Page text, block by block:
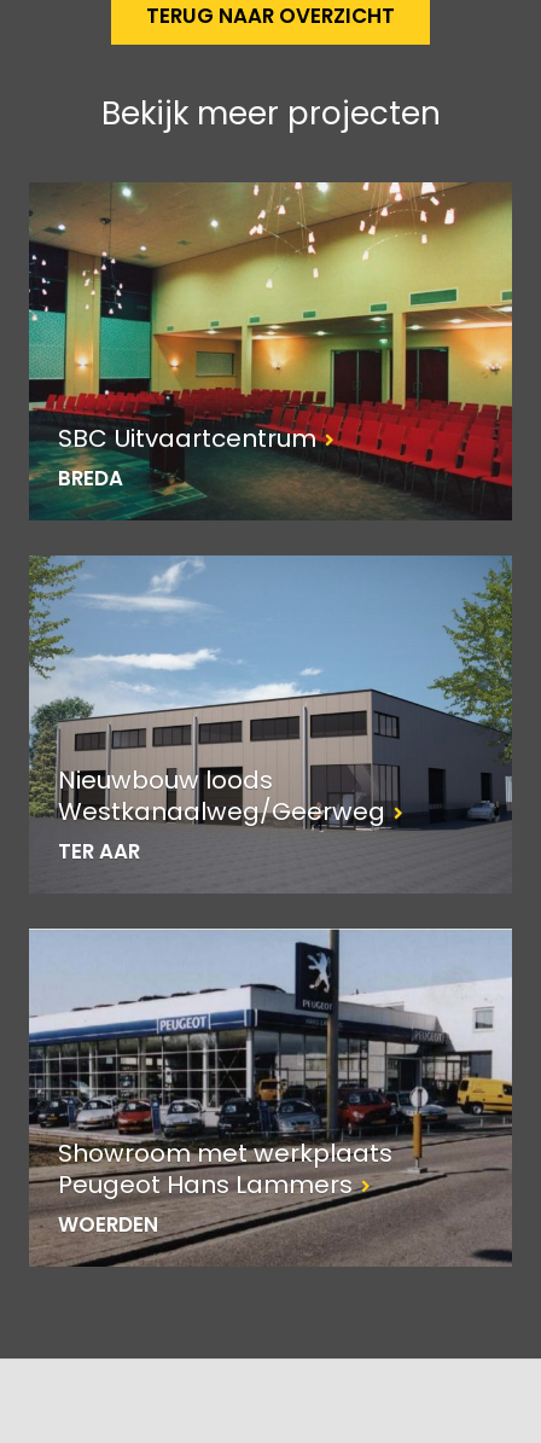
TERUG NAAR OVERZICHT
Bekijk meer projecten
SBC Uitvaartcentrum
BREDA
Nieuwbouw loods
Westkanaalweg/Geerweg
TER AAR
Showroom met werkplaats
Peugeot Hans Lammers
WOERDEN